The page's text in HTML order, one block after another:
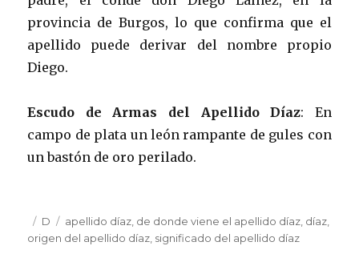
provincia de Burgos, lo que confirma que el
apellido puede derivar del nombre propio
Diego.
Escudo de Armas del Apellido Díaz: En
campo de plata un león rampante de gules con
un bastón de oro perilado.
Publicado
el
Categorías
D Etiquetas
apellido díaz de donde viene el apellido díaz díaz
origen del apellido díaz significado del apellido díaz